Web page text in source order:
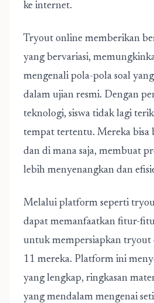
ke internet.
Tryout online memberikan
yang bervariasi,
mengenali pola-pola soal
dalam ujian resmi. Dengan
teknologi, siswa tidak lagi
tempat tertentu. Mereka bisa
dan di mana saja, membuat
lebih menyenangkan dan
Melalui platform seperti
dapat memanfaatkan fitur-
untuk mempersiapkan tryout
11 mereka. Platform ini
yang lengkap, ringkasan
yang mendalam mengenai